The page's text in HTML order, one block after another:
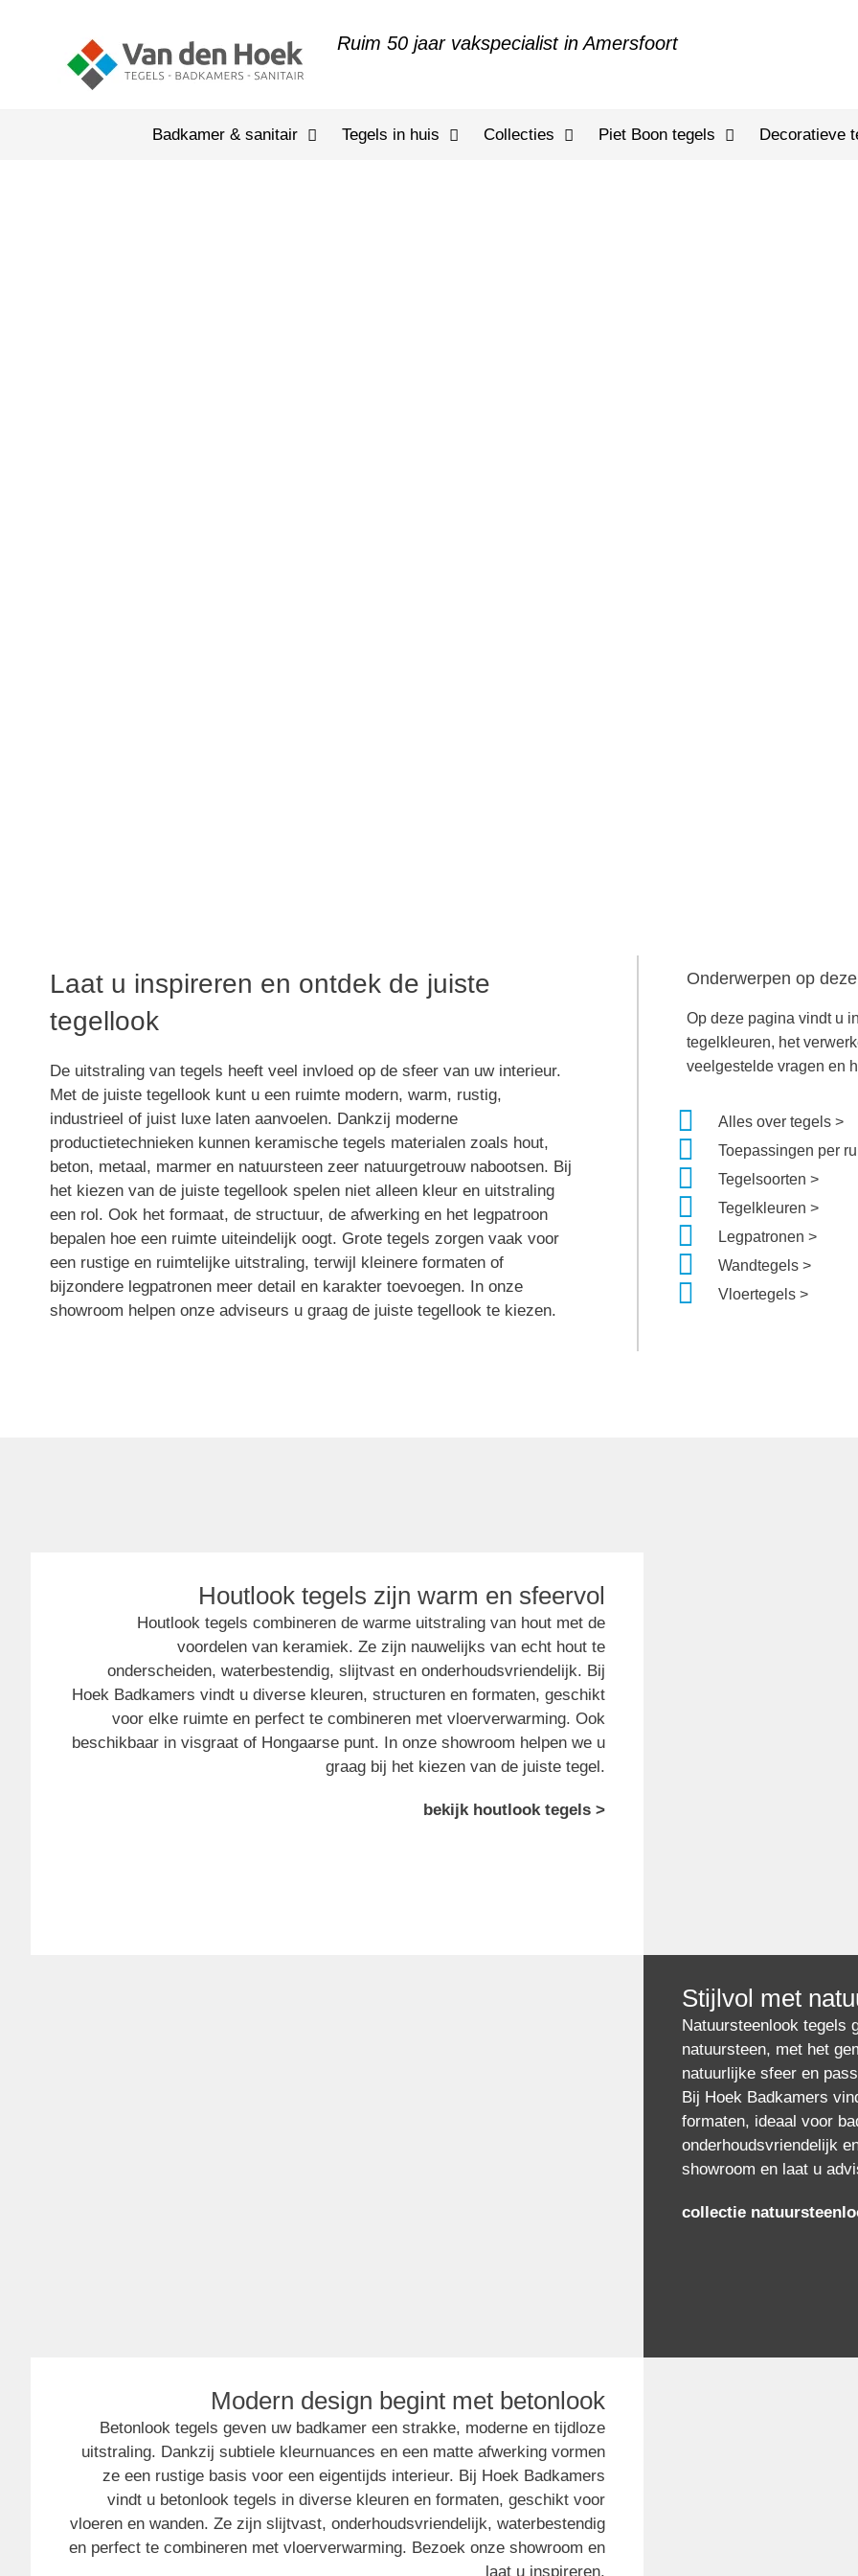
Ruim 50 jaar vakspecialist in Amersfoort
Badkamer & sanitair Tegels in huis Collecties Piet Boon tegels Decoratieve
brengen sfeer
in huis
Laat u inspireren en ontdek de juiste
tegellook
De uitstraling van tegels heeft veel invloed op de sfeer van uw interieur.
Met de juiste tegellook kunt u een ruimte modern, warm, rustig,
industrieel of juist luxe laten aanvoelen. Dankzij moderne
productietechnieken kunnen keramische tegels materialen zoals hout,
beton, metaal, marmer en natuursteen zeer natuurgetrouw nabootsen. Bij
het kiezen van de juiste tegellook spelen niet alleen kleur en uitstraling
een rol. Ook het formaat, de structuur, de afwerking en het legpatroon
bepalen hoe een ruimte uiteindelijk oogt. Grote tegels zorgen vaak voor
een rustige en ruimtelijke uitstraling, terwijl kleinere formaten of
bijzondere legpatronen meer detail en karakter toevoegen. In onze
showroom helpen onze adviseurs u graag de juiste tegellook te kiezen.
Onderwerpen op
Op deze pagina vindt u
tegelkleuren, het
veelgestelde vragen en
Alles over tegels >
Toepassingen per
Tegelsoorten >
Tegelkleuren >
Legpatronen >
Wandtegels >
Vloertegels >
Houtlook tegels zijn warm en sfeervol
Houtlook tegels combineren de warme uitstraling van hout met de
voordelen van keramiek. Ze zijn nauwelijks van echt hout te
onderscheiden, waterbestendig, slijtvast en onderhoudsvriendelijk. Bij
Hoek Badkamers vindt u diverse kleuren, structuren en formaten, geschikt
voor elke ruimte en perfect te combineren met vloerverwarming. Ook
beschikbaar in visgraat of Hongaarse punt. In onze showroom helpen we u
graag bij het kiezen van de juiste tegel.
bekijk houtlook tegels >
Stijlvol met
Natuursteenlook tegels
natuursteen, met het
natuurlijke sfeer en
Bij Hoek Badkamers
formaten, ideaal voor
onderhoudsvriendelijk
showroom en laat u
collectie
Modern design begint met betonlook
Betonlook tegels geven uw badkamer een strakke, moderne en tijdloze
uitstraling. Dankzij subtiele kleurnuances en een matte afwerking vormen
ze een rustige basis voor een eigentijds interieur. Bij Hoek Badkamers
vindt u betonlook tegels in diverse kleuren en formaten, geschikt voor
vloeren en wanden. Ze zijn slijtvast, onderhoudsvriendelijk, waterbestendig
en perfect te combineren met vloerverwarming. Bezoek onze showroom en
laat u inspireren.